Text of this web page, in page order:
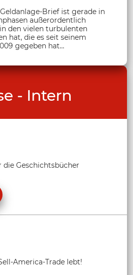
Brief ist gerade in
außerordentlich
den vielen turbulenten
hat, die es seit seinem
gegeben hat…
- Intern
Geschichtsbücher
America-Trade lebt!